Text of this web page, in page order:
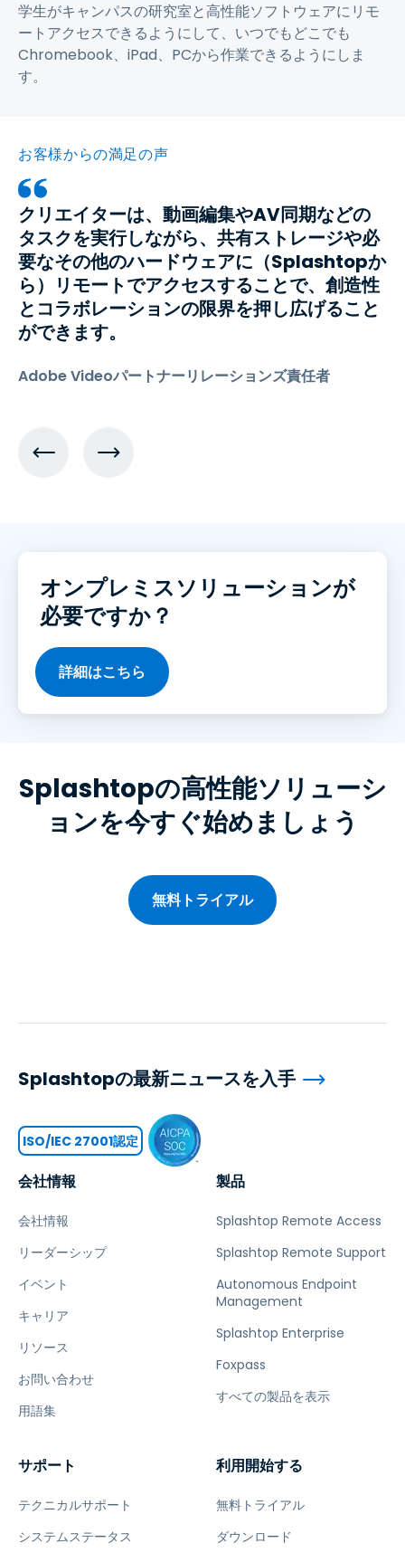
学生がキャンパスの研究室と高性能ソフトウェアにリモ
ートアクセスできるようにして、いつでもどこでも
Chromebook、iPad、PCから作業できるようにしま
す。
お客様からの満足の声
クリエイターは、動画編集やAV同期などの
タスクを実行しながら、共有ストレージや必
要なその他のハードウェアに（Splashtopか
ら）リモートでアクセスすることで、創造性
とコラボレーションの限界を押し広げること
ができます。
Adobe Videoパートナーリレーションズ責任者
オンプレミスソリューションが
必要ですか？
詳細はこちら
Splashtopの高性能ソリューシ
ョンを今すぐ始めましょう
無料トライアル
会社情報
会社情報
リーダーシップ
イベント
キャリア
リソース
お問い合わせ
用語集
製品
Splashtop Remote Access
Splashtop Remote Support
Autonomous Endpoint
Management
Splashtop Enterprise
Foxpass
すべての製品を表示
サポート
テクニカルサポート
システムステータス
利用開始する
無料トライアル
ダウンロード
Splashtopの最新ニュースを入手
ISO/IEC 27001認定